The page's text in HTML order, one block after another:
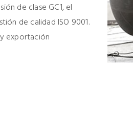
de clase GC1, el
de calidad ISO 9001.
exportación